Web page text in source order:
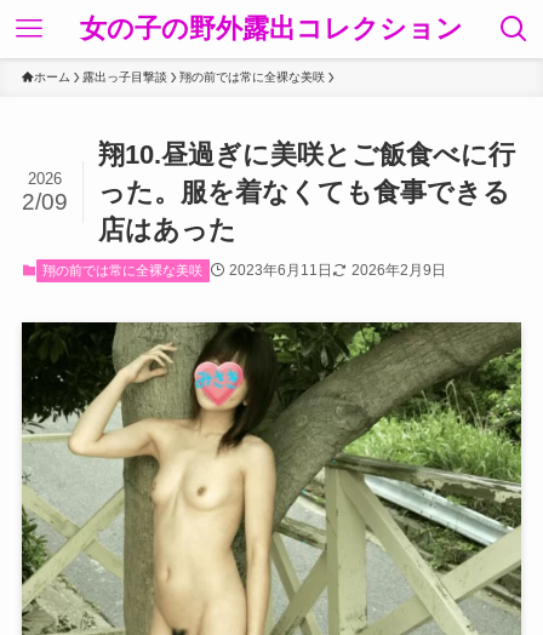
女の子の野外露出コレクション
ホーム 露出っ子目撃談 翔の前では常に全裸な美咲
翔10.昼過ぎに美咲とご飯食べに行
った。服を着なくても食事できる
店はあった
2026
2/09
翔の前では常に全裸な美咲 2023年6月11日 2026年2月9日